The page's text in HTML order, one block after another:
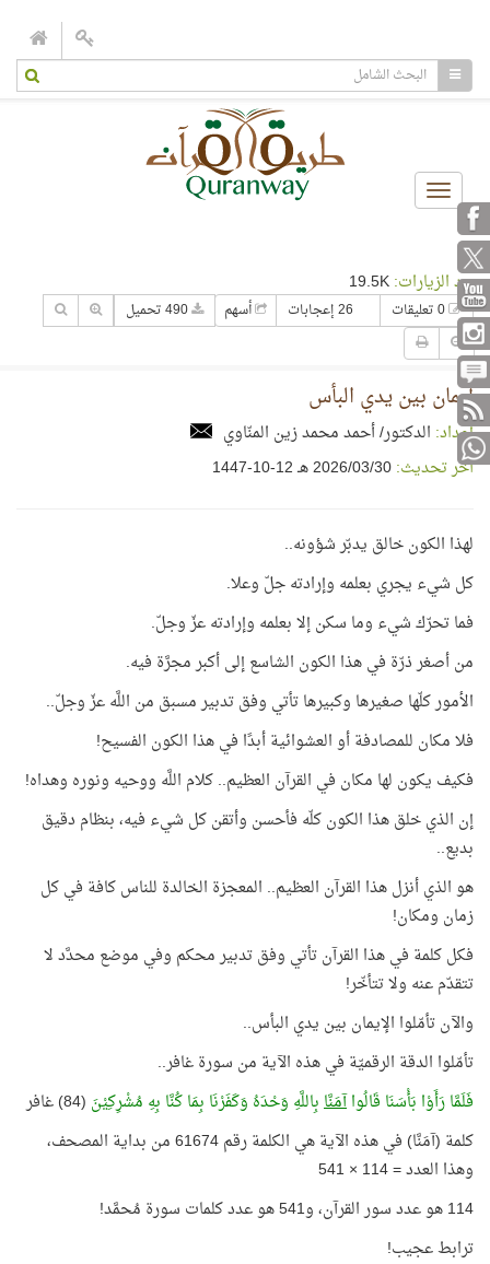
Toggle
navigation
عدد الزيارات:
26 إعجابات أسهم
إيمان بين يدي البأس
إعداد: الدكتور/ أحمد محمد زين المنّاوي
آخر تحديث:30‏/03‏/2026 هـ 12-10-1447
لهذا الكون خالق يدبّر شؤونه..
كل شيء يجري بعلمه وإرادته جلّ وعلا.
فما تحرّك شيء وما سكن إلا بعلمه وإرادته عزّ وجلّ.
من أصغر ذرّة في هذا الكون الشاسع إلى أكبر مجرَّة فيه.
الأمور كلّها صغيرها وكبيرها تأتي وفق تدبير مسبق من اللَّه عزّ وجلّ..
فلا مكان للمصادفة أو العشوائية أبدًا في هذا الكون الفسيح!
فكيف يكون لها مكان في القرآن العظيم.. كلام اللَّه ووحيه ونوره وهداه!
إن الذي خلق هذا الكون كلّه فأحسن وأتقن كل شيء فيه، بنظام دقيق
بديع..
هو الذي أنزل هذا القرآن العظيم.. المعجزة الخالدة للناس كافة في كل
زمان ومكان!
فكل كلمة في هذا القرآن تأتي وفق تدبير محكم وفي موضع محدَّد لا
تتقدّم عنه ولا تتأخّر!
والآن تأمّلوا الإيمان بين يدي البأس..
تأمّلوا الدقة الرقميّة في هذه الآية من سورة غافر..
فَلَمَّا رَأَوْا بَأْسَنَا قَالُواآمَنَّابِاللَّهِ وَحْدَهُ وَكَفَرْنَا بِمَا كُنَّا بِهِ مُشْرِكِيْنَ (84) غافر
كلمة (آمَنَّا) في هذه الآية هي الكلمة رقم 61674 من بداية المصحف،
وهذا العدد = 114 × 541
114 هو عدد سور القرآن، و541 هو عدد كلمات سورة مُحمَّد!
ترابط عجيب!